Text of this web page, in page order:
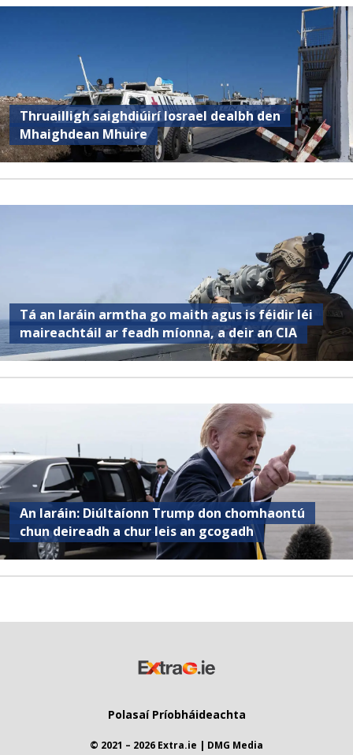
Thruailligh saighdiúirí Iosrael dealbh den
Mhaighdean Mhuire
Tá an Iaráin armtha go maith agus is féidir léi
maireachtáil ar feadh míonna, a deir an CIA
An Iaráin: Diúltaíonn Trump don chomhaontú
chun deireadh a chur leis an gcogadh
Polasaí Príobháideachta
© 2021 – 2026 Extra.ie | DMG Media